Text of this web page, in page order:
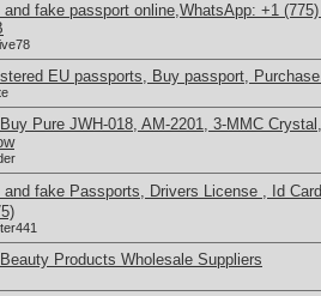
and fake passport online,WhatsApp: +1
EU passports, Buy passport,
Pure JWH-018, AM-2201, 3-MMC
and fake Passports, Drivers License , Id
Products Wholesale Suppliers